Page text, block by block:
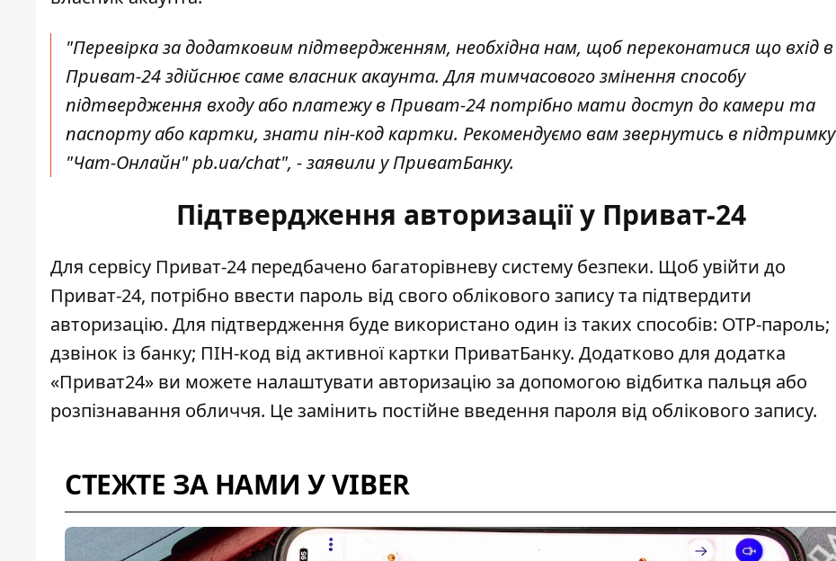
"Перевірка за додатковим підтвердженням, необхідна нам, щоб переконатися що вхід в
Приват-24 здійснює саме власник акаунта. Для тимчасового змінення способу
підтвердження входу або платежу в Приват-24 потрібно мати доступ до камери та
паспорту або картки, знати пін-код картки. Рекомендуємо вам звернутись в підтримку
"Чат-Онлайн" pb.ua/chat", - заявили у ПриватБанку.
Підтвердження авторизації у Приват-24
Для сервісу Приват-24 передбачено багаторівневу систему безпеки. Щоб увійти до
Приват-24, потрібно ввести пароль від свого облікового запису та підтвердити
авторизацію. Для підтвердження буде використано один із таких способів: ОТР-пароль;
дзвінок із банку; ПІН-код від активної картки ПриватБанку. Додатково для додатка
«Приват24» ви можете налаштувати авторизацію за допомогою відбитка пальця або
розпізнавання обличчя. Це замінить постійне введення пароля від облікового запису.
СТЕЖТЕ ЗА НАМИ У VIBER